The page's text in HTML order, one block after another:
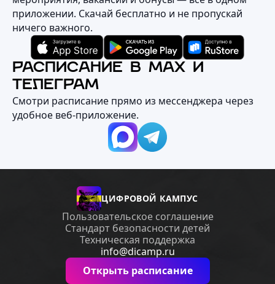
приложении. Скачай бесплатно и не пропускай
ничего важного.
РАСПИСАНИЕ В MAX И
ТЕЛЕГРАМ
Смотри расписание прямо из мессенджера через
удобное веб‑приложение.
ЦИФРОВОЙ КАМПУС
Пользовательское соглашение
Стандарт безопасности детей
Техническая поддержка
info@dicamp.ru
Открыть расписание